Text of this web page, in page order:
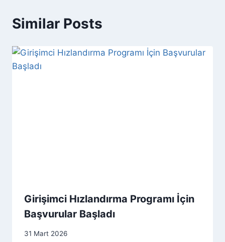
Similar Posts
Girişimci Hızlandırma Programı İçin
Başvurular Başladı
31 Mart 2026